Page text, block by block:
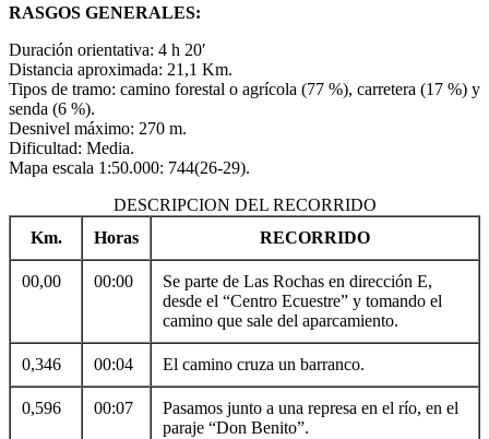
RASGOS GENERALES:
Duración orientativa: 4 h 20′
Distancia aproximada: 21,1 Km.
Tipos de tramo: camino forestal o agrícola (77 %), carretera (17 %) y
senda (6 %).
Desnivel máximo: 270 m.
Dificultad: Media.
Mapa escala 1:50.000: 744(26-29).
DESCRIPCION DEL RECORRIDO
Km.
Horas RECORRIDO
00,00 00:00
Se parte de Las Rochas en dirección E,
desde el “Centro Ecuestre” y tomando el
camino que sale del aparcamiento.
0,346 00:04 El camino cruza un barranco.
0,596 00:07
Pasamos junto a una represa en el río, en el
paraje “Don Benito”.